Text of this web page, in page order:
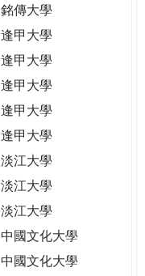
銘傳大學
逢甲大學
逢甲大學
逢甲大學
逢甲大學
逢甲大學
淡江大學
淡江大學
淡江大學
中國文化大學
中國文化大學